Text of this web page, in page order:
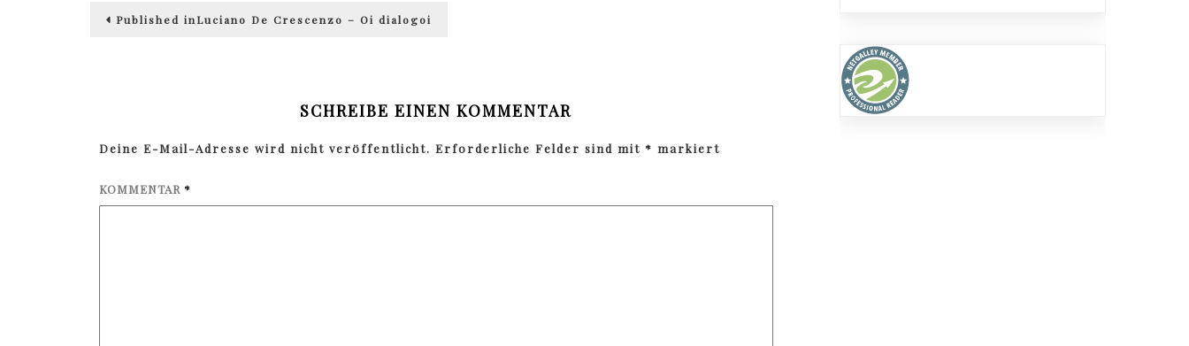
Beitragsnavigation
Published inLuciano De Crescenzo – Oi dialogoi
SCHREIBE EINEN KOMMENTAR
Deine E-Mail-Adresse wird nicht veröffentlicht. Erforderliche Felder sind mit * markiert
KOMMENTAR *